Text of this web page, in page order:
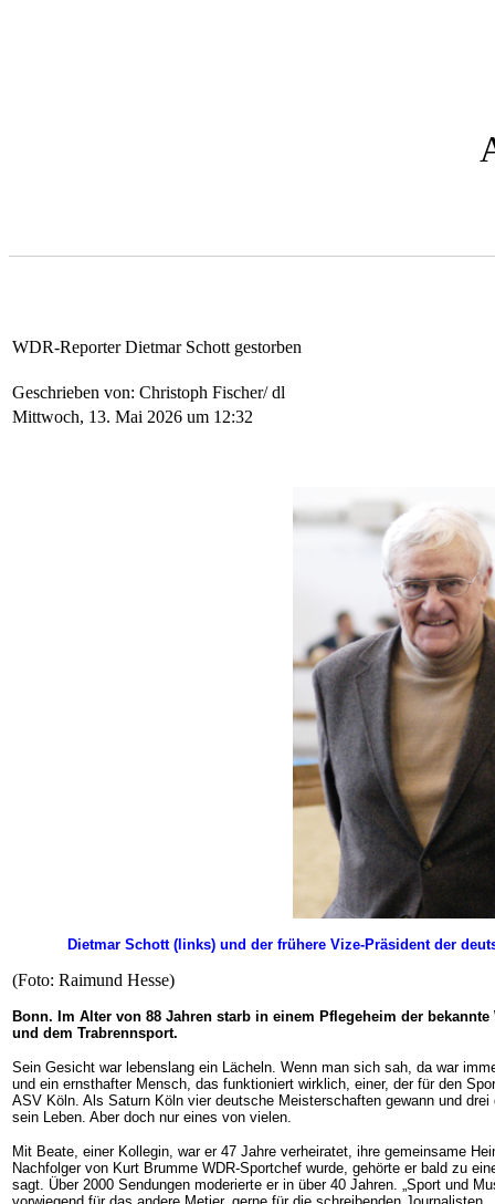
WDR-Reporter Dietmar Schott gestorben
Geschrieben von: Christoph Fischer/ dl
Mittwoch, 13. Mai 2026 um 12:32
Dietmar Schott (links) und der frühere Vize-Präsident der
(Foto: Raimund Hesse)
Bonn. Im Alter von 88 Jahren starb in einem Pflegeheim der
und dem Trabrennsport.
Sein Gesicht war lebenslang ein Lächeln. Wenn man sich sah, da war
und ein ernsthafter Mensch, das funktioniert wirklich, einer, der für den
ASV Köln. Als Saturn Köln vier deutsche Meisterschaften gewann und
sein Leben. Aber doch nur eines von vielen.
Mit Beate, einer Kollegin, war er 47 Jahre verheiratet, ihre gemeinsame
Nachfolger von Kurt Brumme WDR-Sportchef wurde, gehörte er bald zu
sagt. Über 2000 Sendungen moderierte er in über 40 Jahren. „Sport und